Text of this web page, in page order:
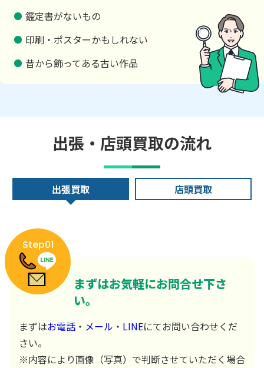
鑑定書がないもの
印刷・ポスターかもしれない
昔から飾ってある古い作品
出張・店頭買取の流れ
出張買取 店頭買取
Step01
まずはお気軽にお問合せ下さ
い。
まずはお電話 ・ メール ・ LINEにてお問い合わせくだ
さい。
※内容により画像（写真）で判断させていただく場合